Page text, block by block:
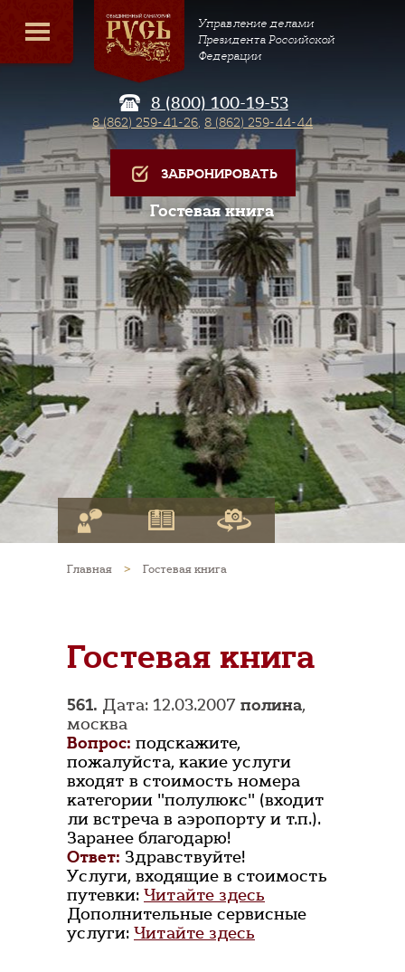
Управление делами
Президента Российской
Федерации
8 (800) 100-19-53
8 (862) 259-41-26, 8 (862) 259-44-44
ЗАБРОНИРОВАТЬ
Гостевая книга
Главная > Гостевая книга
Гостевая книга
561. Дата: 12.03.2007 полина,
москва
Вопрос: подскажите,
пожалуйста, какие услуги
входят в стоимость номера
категории "полулюкс" (входит
ли встреча в аэропорту и т.п.).
Заранее благодарю!
Ответ: Здравствуйте!
Услуги, входящие в стоимость
путевки: Читайте здесь
Дополнительные сервисные
услуги: Читайте здесь